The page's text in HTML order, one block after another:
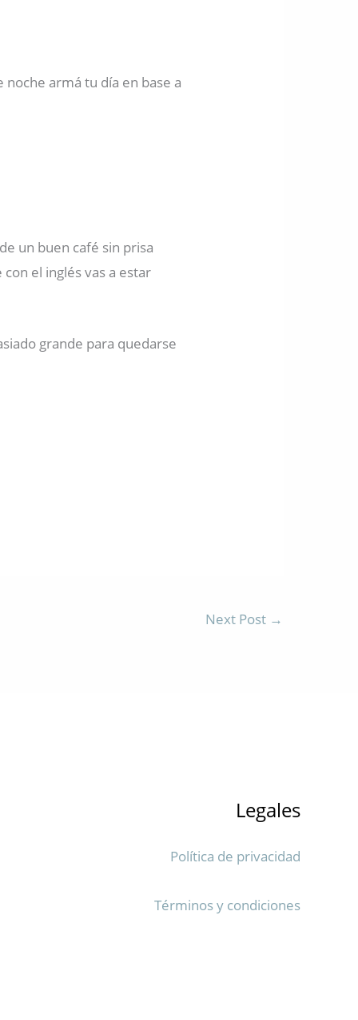
noche armá tu día en base a
un buen café sin prisa
el inglés vas a estar
grande para quedarse
Next Post →
Legales
Política de privacidad
Términos y condiciones